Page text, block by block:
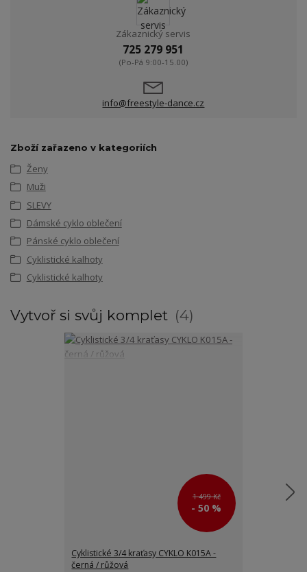
Zákaznický servis
725 279 951
(Po-Pá 9:00-15.00)
info@freestyle-dance.cz
Zboží zařazeno v kategoriích
Ženy
Muži
SLEVY
Dámské cyklo oblečení
Pánské cyklo oblečení
Cyklistické kalhoty
Cyklistické kalhoty
Vytvoř si svůj komplet 4
1 499 Kč
- 50 %
Cyklistické 3/4 kraťasy CYKLO K015A -
černá / růžová